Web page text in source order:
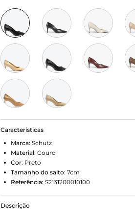
Características
Marca: Schutz
Material: Couro
Cor: Preto
Tamanho do salto: 7cm
Referência: S2131200010100
Descrição